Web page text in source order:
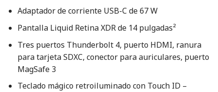
Adaptador de corriente USB-C de 67 W
Pantalla Liquid Retina XDR de 14 pulgadas²
Tres puertos Thunderbolt 4, puerto HDMI, ranura
para tarjeta SDXC, conector para auriculares, puerto
MagSafe 3
Teclado mágico retroiluminado con Touch ID –